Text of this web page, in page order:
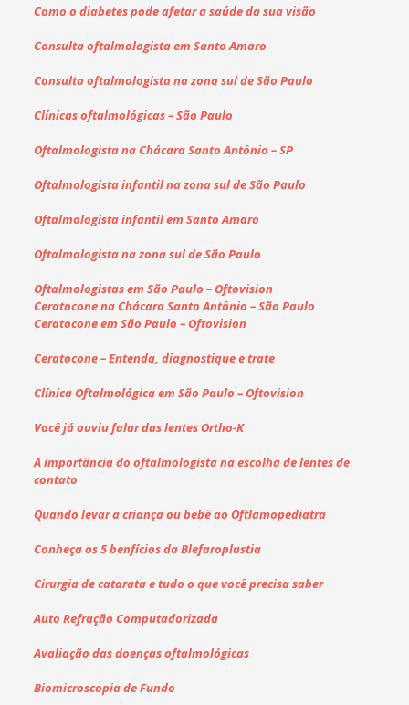
Como o diabetes pode afetar a saúde da sua visão
Consulta oftalmologista em Santo Amaro
Consulta oftalmologista na zona sul de São Paulo
Clínicas oftalmológicas – São Paulo
Oftalmologista na Chácara Santo Antônio – SP
Oftalmologista infantil na zona sul de São Paulo
Oftalmologista infantil em Santo Amaro
Oftalmologista na zona sul de São Paulo
Oftalmologistas em São Paulo – Oftovision
Ceratocone na Chácara Santo Antônio – São Paulo
Ceratocone em São Paulo – Oftovision
Ceratocone – Entenda, diagnostique e trate
Clínica Oftalmológica em São Paulo – Oftovision
Você já ouviu falar das lentes Ortho-K
A importância do oftalmologista na escolha de lentes de
contato
Quando levar a criança ou bebê ao Oftlamopediatra
Conheça os 5 benfícios da Blefaroplastia
Cirurgia de catarata e tudo o que você precisa saber
Auto Refração Computadorizada
Avaliação das doenças oftalmológicas
Biomicroscopia de Fundo